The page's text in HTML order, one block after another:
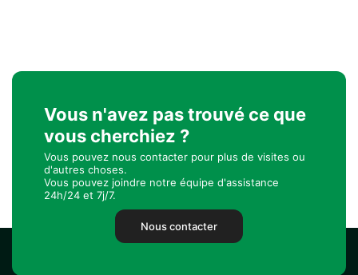
Vous n'avez pas trouvé ce que
vous cherchiez ?
Vous pouvez nous contacter pour plus de visites ou
d'autres choses.
Vous pouvez joindre notre équipe d'assistance
24h/24 et 7j/7.
Nous contacter